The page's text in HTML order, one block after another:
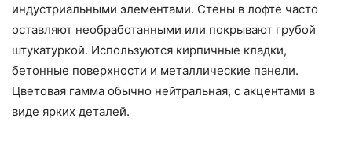
индустриальными элементами. Стены в лофте часто
оставляют необработанными или покрывают грубой
штукатуркой. Используются кирпичные кладки,
бетонные поверхности и металлические панели.
Цветовая гамма обычно нейтральная, с акцентами в
виде ярких деталей.